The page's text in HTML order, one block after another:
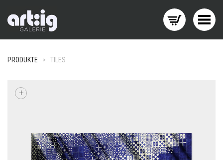
Menü wechseln
PRODUKTE > TILES
+